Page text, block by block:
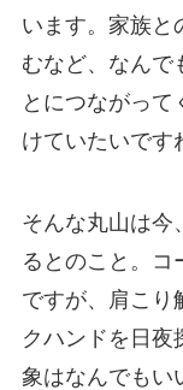
います。家族と
むなど、なんで
とにつながって
けていたいです
そんな丸山は今
るとのこと。コ
ですが、肩こり
クハンドを日夜
象はなんでもい